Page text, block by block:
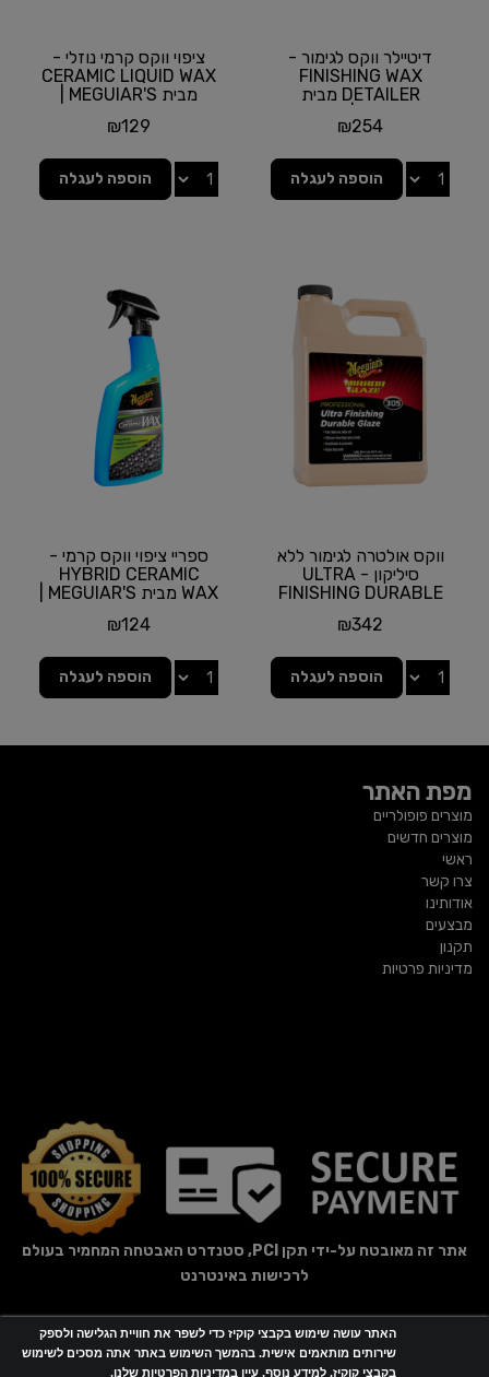
דיטיילר ווקס לגימור -
FINISHING WAX
DETAILER מבית
₪254
הוספה לעגלה
ציפוי ווקס קרמי נוזלי -
CERAMIC LIQUID WAX
₪129
הוספה לעגלה
ווקס אולטרה לגימור ללא
סיליקון - ULTRA
FINISHING DURABLE
MEGUIAR'S |...
₪342
הוספה לעגלה
ספריי ציפוי ווקס קרמי -
HYBRID CERAMIC
₪124
הוספה לעגלה
מפת האתר
מוצרים פופולריים
מוצרים חדשים
ראשי
צרו קשר
אודותינו
מבצעים
תקנון
מדיניות פרטיות
אתר זה מאובטח על-ידי תקן PCI, סטנדרט האבטחה המחמיר בעולם
לרכישות באינטרנט
האתר עושה שימוש בקבצי קוקיז כדי לשפר את חוויית הגלישה ולספק
שירותים מותאמים אישית. בהמשך השימוש באתר אתה מסכים לשימוש
בקבצי קוקיז. למידע נוסף, עיין במדיניות הפרטיות שלנו.